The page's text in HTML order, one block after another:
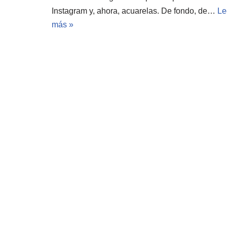
Instagram y, ahora, acuarelas. De fondo, de…
más »